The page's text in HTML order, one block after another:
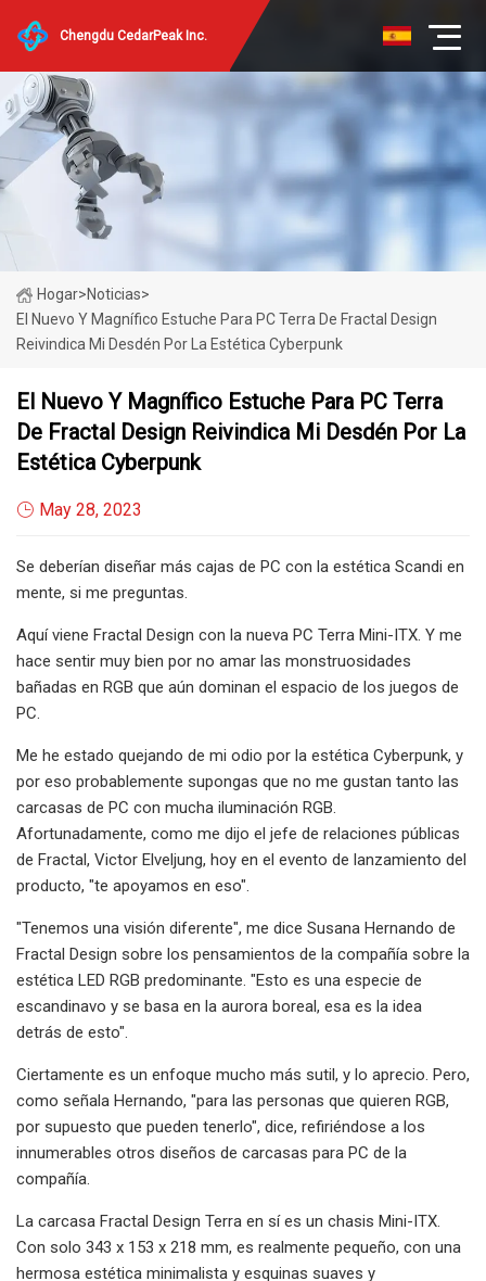
Chengdu CedarPeak Inc.
Hogar>Noticias>
El Nuevo Y Magnífico Estuche Para PC Terra De Fractal Design
Reivindica Mi Desdén Por La Estética Cyberpunk
El Nuevo Y Magnífico Estuche Para PC Terra
De Fractal Design Reivindica Mi Desdén Por La
Estética Cyberpunk
May 28, 2023
Se deberían diseñar más cajas de PC con la estética Scandi en
mente, si me preguntas.
Aquí viene Fractal Design con la nueva PC Terra Mini-ITX. Y me
hace sentir muy bien por no amar las monstruosidades
bañadas en RGB que aún dominan el espacio de los juegos de
PC.
Me he estado quejando de mi odio por la estética Cyberpunk, y
por eso probablemente supongas que no me gustan tanto las
carcasas de PC con mucha iluminación RGB.
Afortunadamente, como me dijo el jefe de relaciones públicas
de Fractal, Victor Elveljung, hoy en el evento de lanzamiento del
producto, "te apoyamos en eso".
"Tenemos una visión diferente", me dice Susana Hernando de
Fractal Design sobre los pensamientos de la compañía sobre la
estética LED RGB predominante. "Esto es una especie de
escandinavo y se basa en la aurora boreal, esa es la idea
detrás de esto".
Ciertamente es un enfoque mucho más sutil, y lo aprecio. Pero,
como señala Hernando, "para las personas que quieren RGB,
por supuesto que pueden tenerlo", dice, refiriéndose a los
innumerables otros diseños de carcasas para PC de la
compañía.
La carcasa Fractal Design Terra en sí es un chasis Mini-ITX.
Con solo 343 x 153 x 218 mm, es realmente pequeño, con una
hermosa estética minimalista y esquinas suaves y